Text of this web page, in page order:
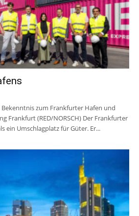
zum Frankfurter Hafen und
Frankfurt (RED/NORSCH) Der Frankfurter
ein Umschlagplatz für Güter. Er...